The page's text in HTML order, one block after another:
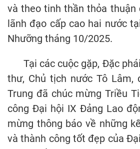
và theo tinh thần thỏa
lãnh đạo cấp cao hai nước
Nhưỡng tháng 10/2025.
Tại các cuộc gặp, Đặc
thư, Chủ tịch nước Tô Lâm,
Trung đã chúc mừng Triều
công Đại hội IX Đảng Lao
mừng thông báo về những
và thành công tốt đẹp của